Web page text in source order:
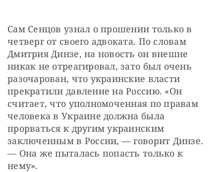
Сам Сенцов узнал о прошении только в
четверг от своего адвоката. По словам
Дмитрия Динзе, на новость он внешне
никак не отреагировал, зато был очень
разочарован, что украинские власти
прекратили давление на Россию. «Он
считает, что уполномоченная по правам
человека в Украине должна была
прорваться к другим украинским
заключенным в России, — говорит Динзе.
— Она же пыталась попасть только к
нему».